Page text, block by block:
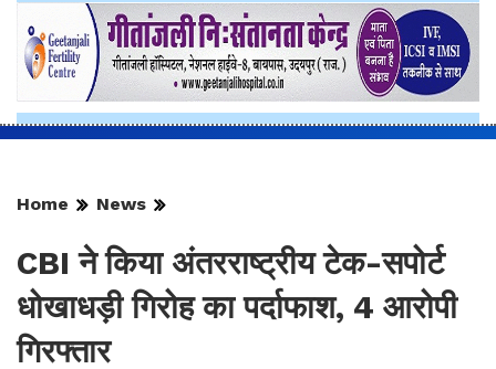
Home News
CBI ने किया अंतरराष्ट्रीय टेक-सपोर्ट
धोखाधड़ी गिरोह का पर्दाफाश, 4 आरोपी
गिरफ्तार